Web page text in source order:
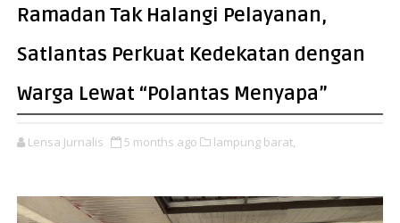
Ramadan Tak Halangi Pelayanan,
Satlantas Perkuat Kedekatan dengan
Warga Lewat “Polantas Menyapa”
Lensa Jurnalis 5 months ago lampung barat,